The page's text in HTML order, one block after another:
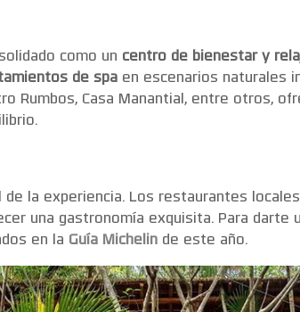
como un centro de bienestar y
de spa en escenarios naturales
Rumbos, Casa Manantial, entre otros,
de la experiencia. Los restaurantes
una gastronomía exquisita. Para darte
en la Guía Michelin de este año.